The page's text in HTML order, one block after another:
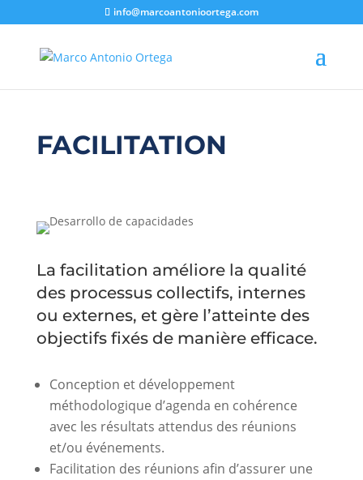
info@marcoantonioortega.com
FACILITATION
La facilitation améliore la qualité
des processus collectifs, internes
ou externes, et gère l’atteinte des
objectifs fixés de manière efficace.
Conception et développement
méthodologique d’agenda en cohérence
avec les résultats attendus des réunions
et/ou événements.
Facilitation des réunions afin d’assurer une